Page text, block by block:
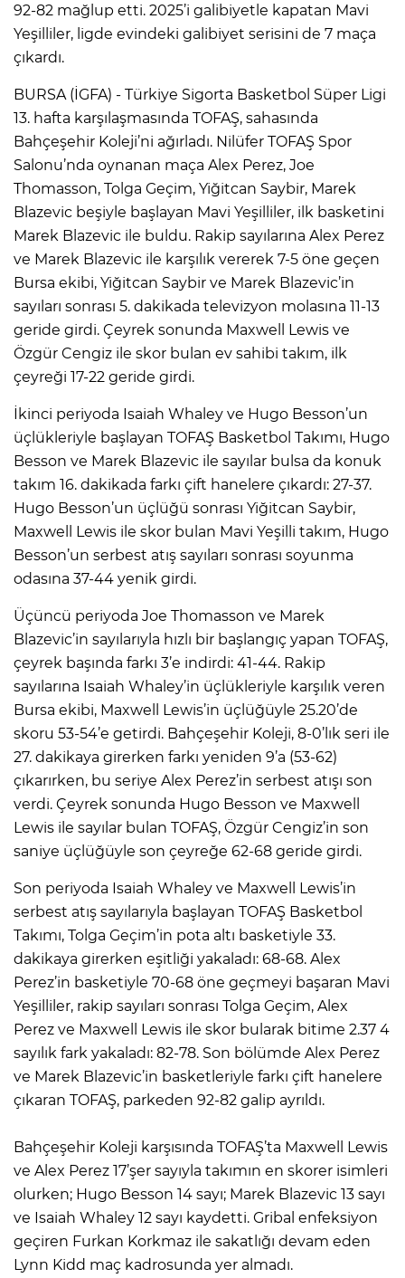
92-82 mağlup etti. 2025’i galibiyetle kapatan Mavi
Yeşilliler, ligde evindeki galibiyet serisini de 7 maça
çıkardı.
BURSA (İGFA) - Türkiye Sigorta Basketbol Süper Ligi
13. hafta karşılaşmasında TOFAŞ, sahasında
Bahçeşehir Koleji’ni ağırladı. Nilüfer TOFAŞ Spor
Salonu’nda oynanan maça Alex Perez, Joe
Thomasson, Tolga Geçim, Yiğitcan Saybir, Marek
Blazevic beşiyle başlayan Mavi Yeşilliler, ilk basketini
Marek Blazevic ile buldu. Rakip sayılarına Alex Perez
ve Marek Blazevic ile karşılık vererek 7-5 öne geçen
Bursa ekibi, Yiğitcan Saybir ve Marek Blazevic’in
sayıları sonrası 5. dakikada televizyon molasına 11-13
geride girdi. Çeyrek sonunda Maxwell Lewis ve
Özgür Cengiz ile skor bulan ev sahibi takım, ilk
çeyreği 17-22 geride girdi.
İkinci periyoda Isaiah Whaley ve Hugo Besson’un
üçlükleriyle başlayan TOFAŞ Basketbol Takımı, Hugo
Besson ve Marek Blazevic ile sayılar bulsa da konuk
takım 16. dakikada farkı çift hanelere çıkardı: 27-37.
Hugo Besson’un üçlüğü sonrası Yiğitcan Saybir,
Maxwell Lewis ile skor bulan Mavi Yeşilli takım, Hugo
Besson’un serbest atış sayıları sonrası soyunma
odasına 37-44 yenik girdi.
Üçüncü periyoda Joe Thomasson ve Marek
Blazevic’in sayılarıyla hızlı bir başlangıç yapan TOFAŞ,
çeyrek başında farkı 3’e indirdi: 41-44. Rakip
sayılarına Isaiah Whaley’in üçlükleriyle karşılık veren
Bursa ekibi, Maxwell Lewis’in üçlüğüyle 25.20’de
skoru 53-54’e getirdi. Bahçeşehir Koleji, 8-0’lık seri ile
27. dakikaya girerken farkı yeniden 9’a (53-62)
çıkarırken, bu seriye Alex Perez’in serbest atışı son
verdi. Çeyrek sonunda Hugo Besson ve Maxwell
Lewis ile sayılar bulan TOFAŞ, Özgür Cengiz’in son
saniye üçlüğüyle son çeyreğe 62-68 geride girdi.
Son periyoda Isaiah Whaley ve Maxwell Lewis’in
serbest atış sayılarıyla başlayan TOFAŞ Basketbol
Takımı, Tolga Geçim’in pota altı basketiyle 33.
dakikaya girerken eşitliği yakaladı: 68-68. Alex
Perez’in basketiyle 70-68 öne geçmeyi başaran Mavi
Yeşilliler, rakip sayıları sonrası Tolga Geçim, Alex
Perez ve Maxwell Lewis ile skor bularak bitime 2.37 4
sayılık fark yakaladı: 82-78. Son bölümde Alex Perez
ve Marek Blazevic’in basketleriyle farkı çift hanelere
çıkaran TOFAŞ, parkeden 92-82 galip ayrıldı.
Bahçeşehir Koleji karşısında TOFAŞ’ta Maxwell Lewis
ve Alex Perez 17’şer sayıyla takımın en skorer isimleri
olurken; Hugo Besson 14 sayı; Marek Blazevic 13 sayı
ve Isaiah Whaley 12 sayı kaydetti. Gribal enfeksiyon
geçiren Furkan Korkmaz ile sakatlığı devam eden
Lynn Kidd maç kadrosunda yer almadı.